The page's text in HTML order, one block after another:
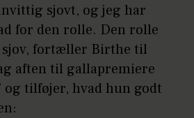
sjovt, og jeg har
for den rolle. Den rolle
fortæller Birthe til
aften til gallapremiere
og tilføjer, hvad hun godt